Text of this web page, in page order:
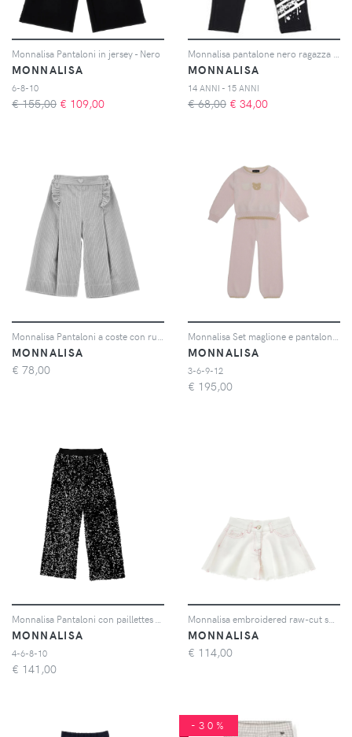
Monnalisa Pantaloni in jersey - Nero
MONNALISA
6-8-10
€ 155,00 € 109,00
MONNALISA
14 ANNI - 15 ANNI
€ 68,00 € 34,00
MONNALISA
€ 78,00
MONNALISA
3-6-9-12
€ 195,00
MONNALISA
4-6-8-10
€ 141,00
MONNALISA
€ 114,00
-30%